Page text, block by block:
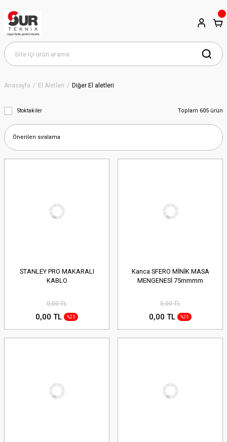
Anasayfa El Aletleri Diğer El aletleri
Stoktakiler Toplam 605 ürün
STANLEY PRO MAKARALI
KABLO
0,00 TL
0,00 TL %25
Kanca SFERO MİNİK MASA
MENGENESİ 75mmmm
0,00 TL
0,00 TL %25